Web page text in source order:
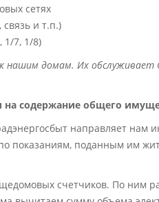
сетях
и т.п.)
1/7, 1/8)
домам. Их обслуживает
на содержание общего
направляет
показаниям, поданным им
счетчиков. По ним